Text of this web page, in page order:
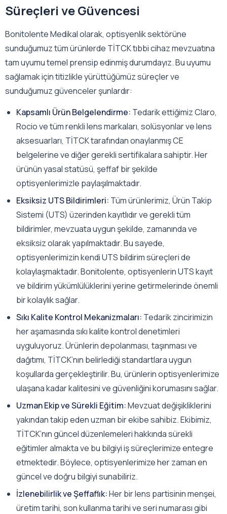
Süreçleri ve Güvencesi
Bonitolente Medikal olarak, optisyenlik sektörüne
sunduğumuz tüm ürünlerde TİTCK tıbbi cihaz mevzuatına
tam uyumu temel prensip edinmiş durumdayız. Bu uyumu
sağlamak için titizlikle yürüttüğümüz süreçler ve
sunduğumuz güvenceler şunlardır:
Kapsamlı Ürün Belgelendirme: Tedarik ettiğimiz Claro,
Rocio ve tüm renkli lens markaları, solüsyonlar ve lens
aksesuarları, TİTCK tarafından onaylanmış CE
belgelerine ve diğer gerekli sertifikalara sahiptir. Her
ürünün yasal statüsü, şeffaf bir şekilde
optisyenlerimizle paylaşılmaktadır.
Eksiksiz UTS Bildirimleri: Tüm ürünlerimiz, Ürün Takip
Sistemi (UTS) üzerinden kayıtlıdır ve gerekli tüm
bildirimler, mevzuata uygun şekilde, zamanında ve
eksiksiz olarak yapılmaktadır. Bu sayede,
optisyenlerimizin kendi UTS bildirim süreçleri de
kolaylaşmaktadır. Bonitolente, optisyenlerin UTS kayıt
ve bildirim yükümlülüklerini yerine getirmelerinde önemli
bir kolaylık sağlar.
Sıkı Kalite Kontrol Mekanizmaları: Tedarik zincirimizin
her aşamasında sıkı kalite kontrol denetimleri
uyguluyoruz. Ürünlerin depolanması, taşınması ve
dağıtımı, TİTCK’nın belirlediği standartlara uygun
koşullarda gerçekleştirilir. Bu, ürünlerin optisyenlerimize
ulaşana kadar kalitesini ve güvenliğini korumasını sağlar.
Uzman Ekip ve Sürekli Eğitim:Mevzuat değişikliklerini
yakından takip eden uzman bir ekibe sahibiz. Ekibimiz,
TİTCK’nın güncel düzenlemeleri hakkında sürekli
eğitimler almakta ve bu bilgiyi iş süreçlerimize entegre
etmektedir. Böylece, optisyenlerimize her zaman en
güncel ve doğru bilgiyi sunabiliriz.
İzlenebilirlik ve Şeffaflık:Her bir lens partisinin menşei,
üretim tarihi, son kullanma tarihi ve seri numarası gibi